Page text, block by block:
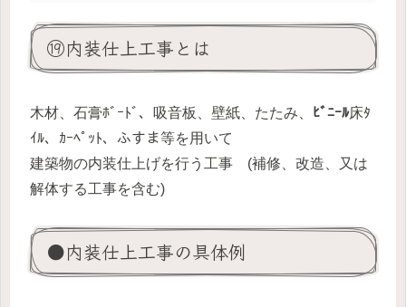
⑲内装仕上工事とは
木材、石膏ﾎﾞｰﾄﾞ、吸音板、壁紙、たたみ、 ﾋﾞﾆｰﾙ床ﾀ
ｲﾙ、ｶｰﾍﾟｯﾄ、ふすま等を用いて
建築物の内装仕上げを行う工事 (補修、改造、又は
解体する工事を含む)
●内装仕上工事の具体例